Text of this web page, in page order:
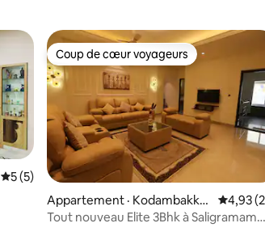
Note moyenne de 5 sur 5, 5 commentaires
5 (5)
Coup de cœur voyageurs
Coup de cœur voyageurs
Appartement · Kodambakka
m
Note
4,93
Tout nouveau Elite 3Bhk à Saligramam